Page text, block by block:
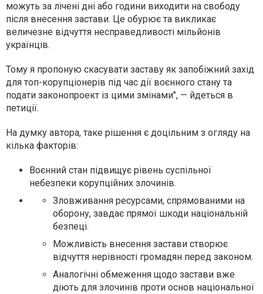
можуть за лічені дні або години виходити на свободу
після внесення застави. Це обурює та викликає
величезне відчуття несправедливості мільйонів
українців.
Тому я пропоную скасувати заставу як запобіжний захід
для топ-корупціонерів під час дії воєнного стану та
подати законопроект із цими змінами", — йдеться в
петиції.
На думку автора, таке рішення є доцільним з огляду на
кілька факторів:
Воєнний стан підвищує рівень суспільної
небезпеки корупційних злочинів.
Зловживання ресурсами, спрямованими на
оборону, завдає прямої шкоди національній
безпеці.
Можливість внесення застави створює
відчуття нерівності громадян перед законом.
Аналогічні обмеження щодо застави вже
діють для злочинів проти основ національної